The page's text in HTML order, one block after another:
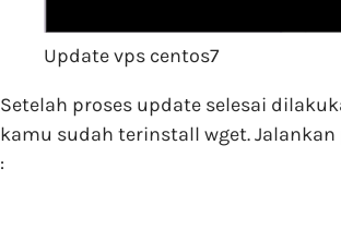
Update vps centos7
Setelah proses update selesai
kamu sudah terinstall wget.
: